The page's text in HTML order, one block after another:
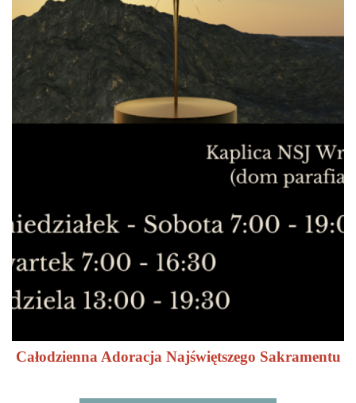
czytaj więcej
Całodzienna Adoracja Najświętszego Sakramentu